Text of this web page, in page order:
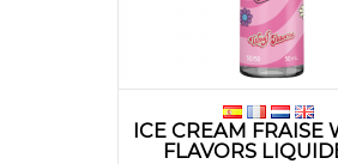
ICE CREAM FRAISE
FLAVORS